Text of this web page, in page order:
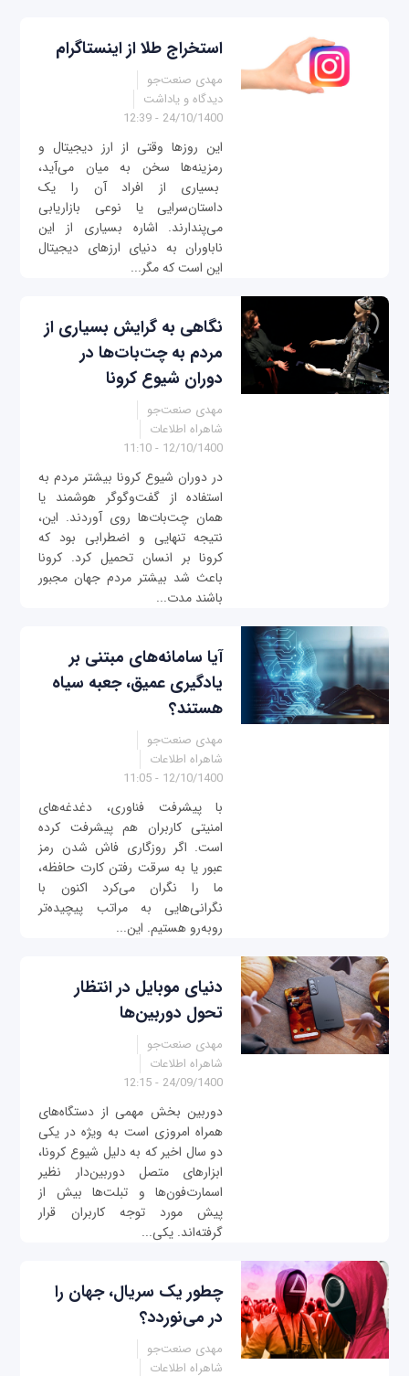
استخراج طلا از اینستاگرام
مهدی صنعت‌جو
دیدگاه و یاداشت
24/10/1400 - 12:39
این روزها وقتی از ارز دیجیتال و
رمزینه‌ها سخن به میان می‌آید،
بسیاری از افراد آن را یک
داستان‌سرایی یا نوعی بازاریابی
می‌پندارند. اشاره بسیاری از این
ناباوران به دنیای ارزهای دیجیتال
این است که مگر...
نگاهی به گرایش بسیاری از
مردم به چت‌بات‌ها در
دوران شیوع کرونا
مهدی صنعت‌جو
شاهراه اطلاعات
12/10/1400 - 11:10
در دوران شیوع کرونا بیشتر مردم به
استفاده از گفت‌وگوگر هوشمند یا
همان چت‌بات‌ها روی آوردند. این،
نتیجه تنهایی و اضطرابی بود که
کرونا بر انسان تحمیل کرد. کرونا
باعث شد بیشتر مردم جهان مجبور
باشند مدت‌...
آیا سامانه‌های مبتنی بر
یادگیری عمیق، جعبه سیاه
هستند؟
مهدی صنعت‌جو
شاهراه اطلاعات
12/10/1400 - 11:05
با پیشرفت فناوری، دغدغه‌های
امنیتی کاربران هم پیشرفت کرده
است. اگر روزگاری فاش شدن رمز
عبور یا به سرقت رفتن کارت حافظه،
ما را نگران می‌کرد اکنون با
نگرانی‌هایی به مراتب پیچیده‌تر
روبه‌رو هستیم. این‌...
دنیای موبایل در انتظار
تحول دوربین‌ها
مهدی صنعت‌جو
شاهراه اطلاعات
24/09/1400 - 12:15
دوربین بخش مهمی از دستگاه‌های
همراه امروزی است به ویژه در یکی
دو سال اخیر که به دلیل شیوع کرونا،
ابزارهای متصل دوربین‌دار نظیر
اسمارت‌فون‌ها و تبلت‌ها بیش از
پیش مورد توجه کاربران قرار
گرفته‌اند. یکی...
چطور یک سریال، جهان را
در می‌نوردد؟
مهدی صنعت‌جو
شاهراه اطلاعات